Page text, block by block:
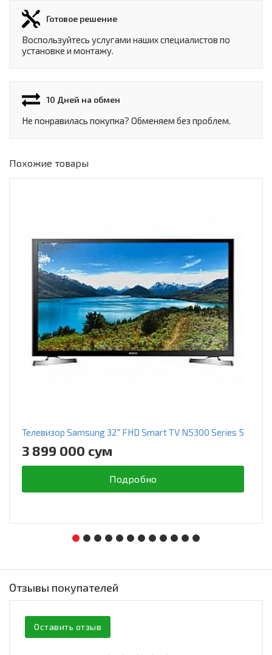
Готовое решение
Воспользуйтесь услугами наших специалистов по
установке и монтажу.
10 Дней на обмен
Не понравилась покупка? Обменяем без проблем.
Похожие товары
Телевизор Samsung 32" FHD Smart TV N5300 Series 5
3 899 000 сум
Подробно
Отзывы покупателей
Оставить отзыв